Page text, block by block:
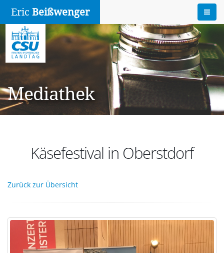
Eric Beißwenger
Mediathek
Käsefestival in Oberstdorf
Zurück zur Übersicht